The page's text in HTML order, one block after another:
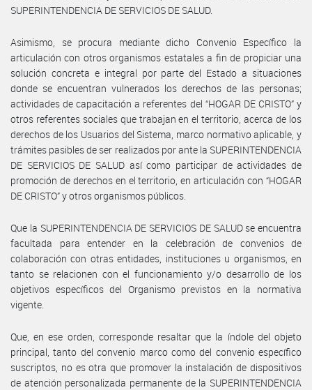
SUPERINTENDENCIA DE SERVICIOS DE SALUD.
Asimismo, se procura mediante dicho Convenio Específico la
articulación con otros organismos estatales a fin de propiciar una
solución concreta e integral por parte del Estado a situaciones
donde se encuentran vulnerados los derechos de las personas;
actividades de capacitación a referentes del “HOGAR DE CRISTO” y
otros referentes sociales que trabajan en el territorio, acerca de los
derechos de los Usuarios del Sistema, marco normativo aplicable, y
trámites pasibles de ser realizados por ante la SUPERINTENDENCIA
DE SERVICIOS DE SALUD así como participar de actividades de
promoción de derechos en el territorio, en articulación con “HOGAR
DE CRISTO” y otros organismos públicos.
Que la SUPERINTENDENCIA DE SERVICIOS DE SALUD se encuentra
facultada para entender en la celebración de convenios de
colaboración con otras entidades, instituciones u organismos, en
tanto se relacionen con el funcionamiento y/o desarrollo de los
objetivos específicos del Organismo previstos en la normativa
vigente.
Que, en ese orden, corresponde resaltar que la índole del objeto
principal, tanto del convenio marco como del convenio específico
suscriptos, no es otra que promover la instalación de dispositivos
de atención personalizada permanente de la SUPERINTENDENCIA